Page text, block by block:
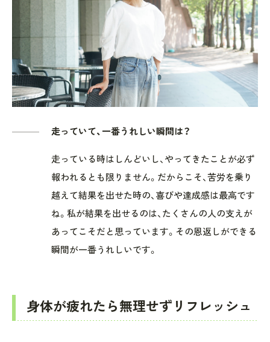
走っていて、一番うれしい瞬間は？
走っている時はしんどいし、やってきたことが必ず
報われるとも限りません。だからこそ、苦労を乗り
越えて結果を出せた時の、喜びや達成感は最高です
ね。私が結果を出せるのは、たくさんの人の支えが
あってこそだと思っています。その恩返しができる
瞬間が一番うれしいです。
身体が疲れたら無理せずリフレッシュ